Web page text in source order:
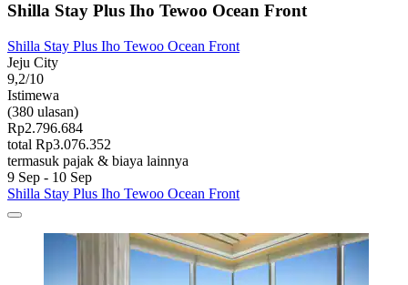
Shilla Stay Plus Iho Tewoo Ocean Front
Shilla Stay Plus Iho Tewoo Ocean Front
Jeju City
9,2/10
Istimewa
(380 ulasan)
Rp2.796.684
total Rp3.076.352
termasuk pajak & biaya lainnya
9 Sep - 10 Sep
Shilla Stay Plus Iho Tewoo Ocean Front